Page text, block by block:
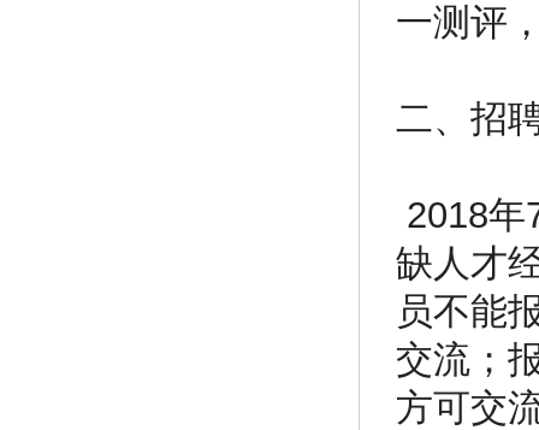
一测评
二、招
2018年
缺人才
员不能
交流；
方可交